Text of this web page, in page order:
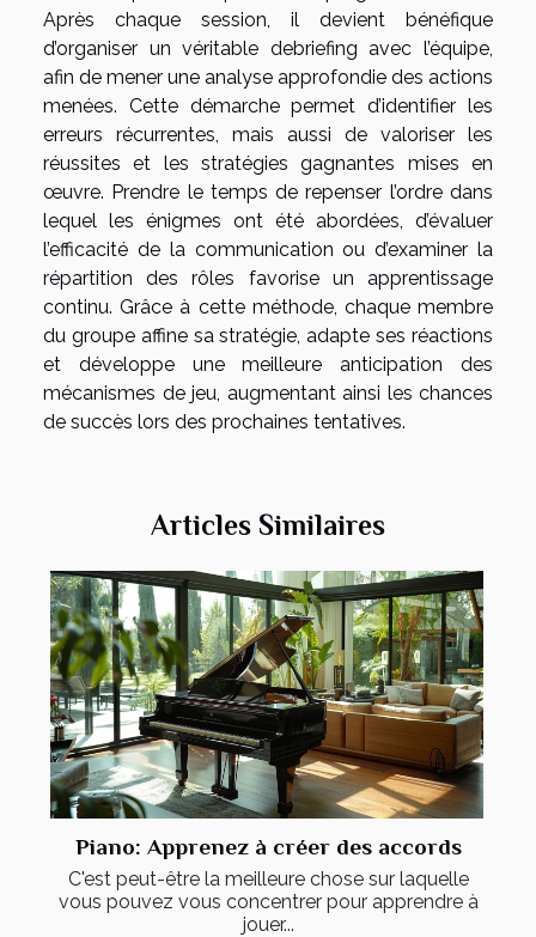
Après chaque session, il devient bénéfique
d’organiser un véritable debriefing avec l’équipe,
afin de mener une analyse approfondie des actions
menées. Cette démarche permet d’identifier les
erreurs récurrentes, mais aussi de valoriser les
réussites et les stratégies gagnantes mises en
œuvre. Prendre le temps de repenser l’ordre dans
lequel les énigmes ont été abordées, d’évaluer
l’efficacité de la communication ou d’examiner la
répartition des rôles favorise un apprentissage
continu. Grâce à cette méthode, chaque membre
du groupe affine sa stratégie, adapte ses réactions
et développe une meilleure anticipation des
mécanismes de jeu, augmentant ainsi les chances
de succès lors des prochaines tentatives.
Articles Similaires
Piano: Apprenez à créer des accords
C'est peut-être la meilleure chose sur laquelle
vous pouvez vous concentrer pour apprendre à
jouer...